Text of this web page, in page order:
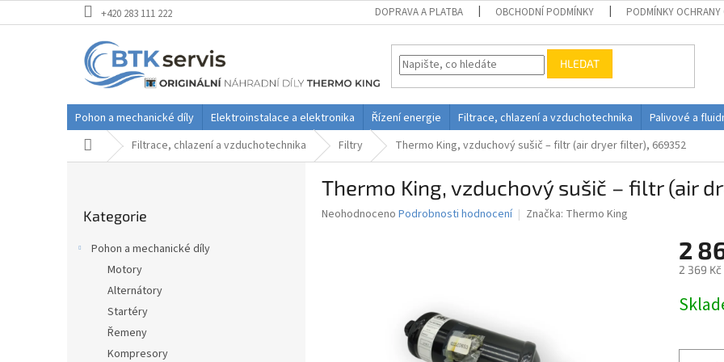
na
+420 283 111 222 DOPRAVA A PLATBA OBCHODNÍ PODMÍNKY PODMÍNKY OCHRANY
HLEDAT
Pohon a mechanické díly Elektroinstalace a elektronika Řízení energie Filtrace, chlazení a vzduchotechnika Palivové a
Domů Filtrace, chlazení a vzduchotechnika Filtry Thermo King, vzduchový sušič – filtr (air dryer filter), 669352
kategorie
Kategorie
Pohon a mechanické díly
Motory
Alternátory
Startéry
Řemeny
Kompresory
Thermo King, vzduchový sušič – filtr (air
Průměrné
Neohodnoceno Podrobnosti hodnocení Značka: Thermo King
2
2 369 Kč
cena: